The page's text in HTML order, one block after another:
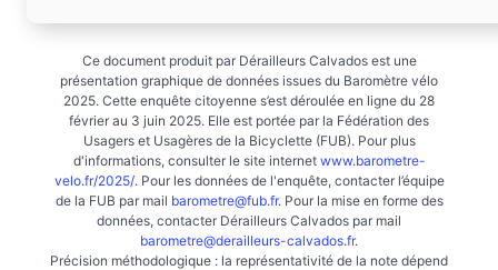
Ce document produit par Dérailleurs Calvados est une
présentation graphique de données issues du Baromètre vélo
2025. Cette enquête citoyenne s’est déroulée en ligne du 28
février au 3 juin 2025. Elle est portée par la Fédération des
Usagers et Usagères de la Bicyclette (FUB). Pour plus
d'informations, consulter le site internet www.barometre-
velo.fr/2025/. Pour les données de l'enquête, contacter l’équipe
de la FUB par mail barometre@fub.fr. Pour la mise en forme des
données, contacter Dérailleurs Calvados par mail
barometre@derailleurs-calvados.fr.
Précision méthodologique : la représentativité de la note dépend